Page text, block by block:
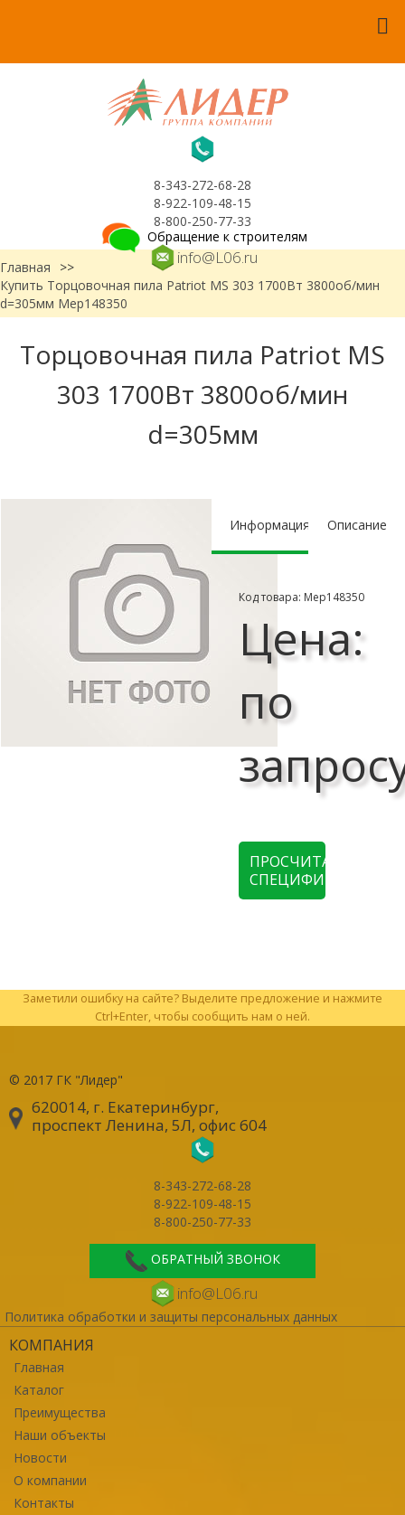
8-343-272-68-28
8-922-109-48-15
8-800-250-77-33
info@L06.ru
Обращение к строителям
Главная
>>
Купить Торцовочная пила Patriot MS 303 1700Вт 3800об/мин
d=305мм Мер148350
Торцовочная пила Patriot MS
303 1700Вт 3800об/мин
d=305мм
Информация Описание
Код товара: Мер148350
Цена:
по
ПРОСЧИТАТЬ
СПЕЦИФИКАЦИЮ
Заметили ошибку на сайте? Выделите предложение и нажмите
Ctrl+Enter, чтобы сообщить нам о ней.
© 2017 ГК "Лидер"
620014, г. Екатеринбург,
проспект Ленина, 5Л, офис 604
8-343-272-68-28
8-922-109-48-15
8-800-250-77-33
ОБРАТНЫЙ ЗВОНОК
info@L06.ru
Политика обработки и защиты персональных данных
КОМПАНИЯ
Главная
Каталог
Преимущества
Наши объекты
Новости
О компании
Контакты